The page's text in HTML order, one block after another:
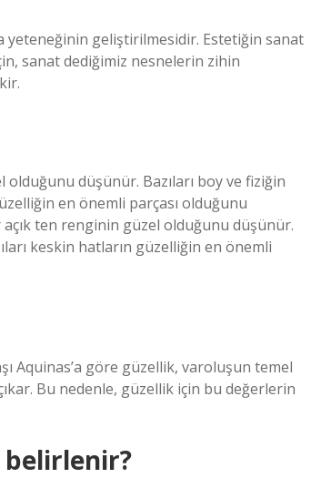
yeteneğinin geliştirilmesidir. Estetiğin sanat
sanat dediğimiz nesnelerin zihin
olduğunu düşünür. Bazıları boy ve fiziğin
en önemli parçası olduğunu
açık ten renginin güzel olduğunu düşünür.
keskin hatların güzelliğin en önemli
Aquinas’a göre güzellik, varoluşun temel
Bu nedenle, güzellik için bu değerlerin
belirlenir?